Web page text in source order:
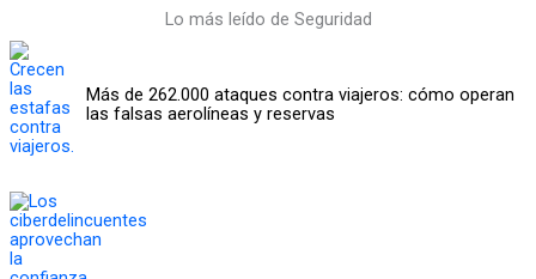
Lo más leído de Seguridad
Más de 262.000 ataques contra viajeros: cómo operan
las falsas aerolíneas y reservas